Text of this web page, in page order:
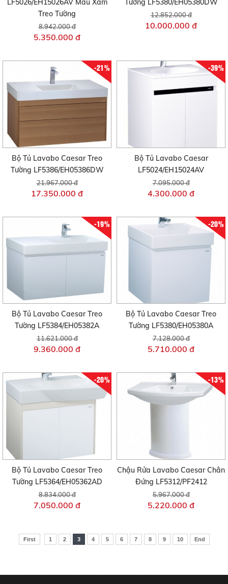
LF5026/EH15026AV Màu Xám
Treo Tường
8.942.000 đ
5.350.000 đ
Tường LF5380/EH05380DW
12.852.000 đ
10.000.000 đ
-21%
Bộ Tủ Lavabo Caesar Treo
Tường LF5386/EH05386DW
21.967.000 đ
17.350.000 đ
-39%
Bộ Tủ Lavabo Caesar
LF5024/EH15024AV
7.095.000 đ
4.300.000 đ
-19%
Bộ Tủ Lavabo Caesar Treo
Tường LF5384/EH05382A
11.621.000 đ
9.360.000 đ
-20%
Bộ Tủ Lavabo Caesar Treo
Tường LF5380/EH05380A
7.128.000 đ
5.710.000 đ
-20%
Bộ Tủ Lavabo Caesar Treo
Tường LF5364/EH05362AD
8.834.000 đ
7.050.000 đ
-13%
Chậu Rửa Lavabo Caesar Chân
Đứng LF5312/PF2412
5.967.000 đ
5.220.000 đ
First 1 2 3 4 5 6 7 8 9 10 End